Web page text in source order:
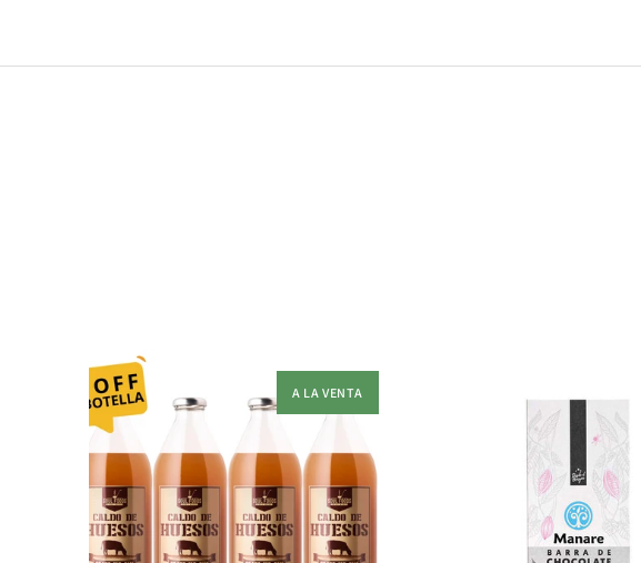
A LA VENTA